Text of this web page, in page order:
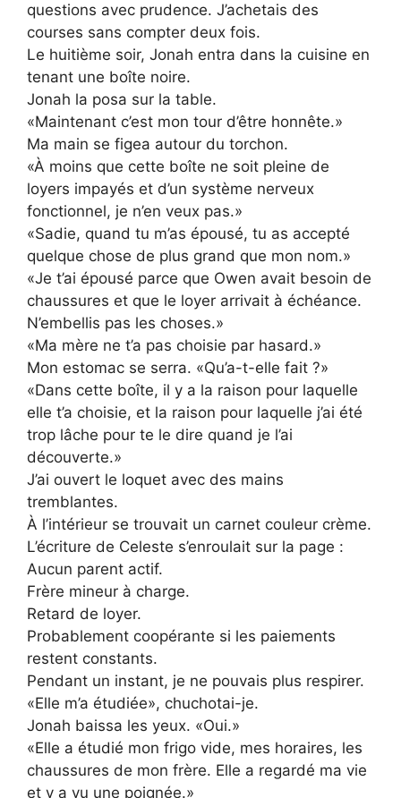
questions avec prudence. J’achetais des
courses sans compter deux fois.
Le huitième soir, Jonah entra dans la cuisine en
tenant une boîte noire.
Jonah la posa sur la table.
«Maintenant c’est mon tour d’être honnête.»
Ma main se figea autour du torchon.
«À moins que cette boîte ne soit pleine de
loyers impayés et d’un système nerveux
fonctionnel, je n’en veux pas.»
«Sadie, quand tu m’as épousé, tu as accepté
quelque chose de plus grand que mon nom.»
«Je t’ai épousé parce que Owen avait besoin de
chaussures et que le loyer arrivait à échéance.
N’embellis pas les choses.»
«Ma mère ne t’a pas choisie par hasard.»
Mon estomac se serra. «Qu’a-t-elle fait ?»
«Dans cette boîte, il y a la raison pour laquelle
elle t’a choisie, et la raison pour laquelle j’ai été
trop lâche pour te le dire quand je l’ai
découverte.»
J’ai ouvert le loquet avec des mains
tremblantes.
À l’intérieur se trouvait un carnet couleur crème.
L’écriture de Celeste s’enroulait sur la page :
Aucun parent actif.
Frère mineur à charge.
Retard de loyer.
Probablement coopérante si les paiements
restent constants.
Pendant un instant, je ne pouvais plus respirer.
«Elle m’a étudiée», chuchotai-je.
Jonah baissa les yeux. «Oui.»
«Elle a étudié mon frigo vide, mes horaires, les
chaussures de mon frère. Elle a regardé ma vie
et y a vu une poignée.»